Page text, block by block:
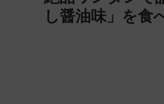
し醤油味」を